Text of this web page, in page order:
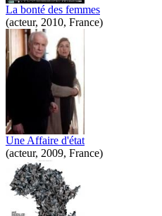
La bonté des femmes
(acteur, 2010, France)
Une Affaire d'état
(acteur, 2009, France)